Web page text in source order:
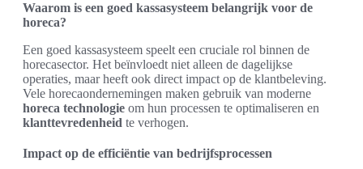
Waarom is een goed kassasysteem belangrijk voor de
horeca?
Een goed kassasysteem speelt een cruciale rol binnen de
horecasector. Het beïnvloedt niet alleen de dagelijkse
operaties, maar heeft ook direct impact op de klantbeleving.
Vele horecaondernemingen maken gebruik van moderne
horeca technologie om hun processen te optimaliseren en
klanttevredenheid te verhogen.
Impact op de efficiëntie van bedrijfsprocessen